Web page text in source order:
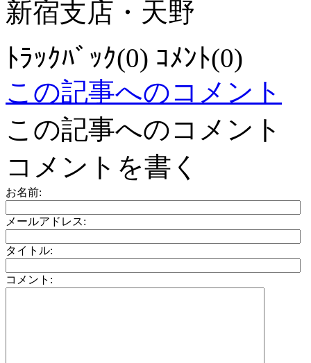
新宿支店・天野
ﾄﾗｯｸﾊﾞｯｸ(0) ｺﾒﾝﾄ(0)
この記事へのコメント
この記事へのコメント
コメントを書く
お名前:
メールアドレス:
タイトル:
コメント: